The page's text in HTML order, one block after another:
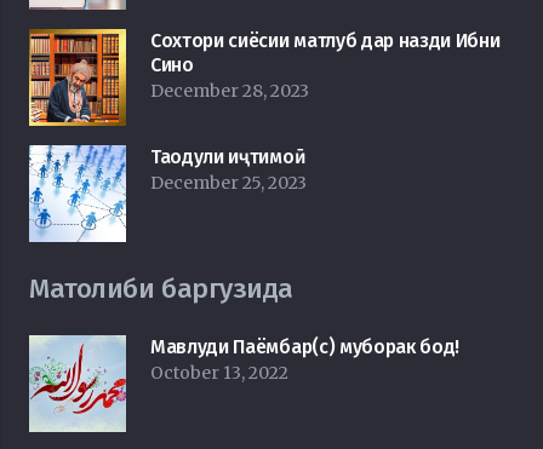
Сохтори сиёсии матлуб дар назди Ибни
Сино
December 28, 2023
Таодули иҷтимоӣ
December 25, 2023
Матолиби баргузида
Мавлуди Паёмбар(с) муборак бод!
October 13, 2022